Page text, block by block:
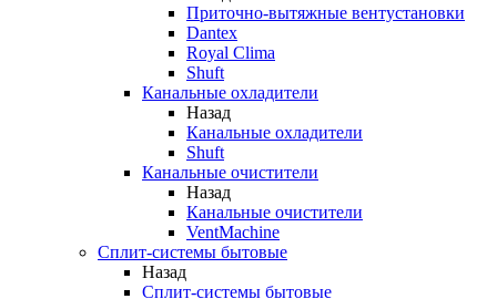
Приточно-вытяжные вентустановки
Dantex
Royal Clima
Shuft
Канальные охладители
Назад
Канальные охладители
Shuft
Канальные очистители
Назад
Канальные очистители
VentMachine
Сплит-системы бытовые
Назад
Сплит-системы бытовые